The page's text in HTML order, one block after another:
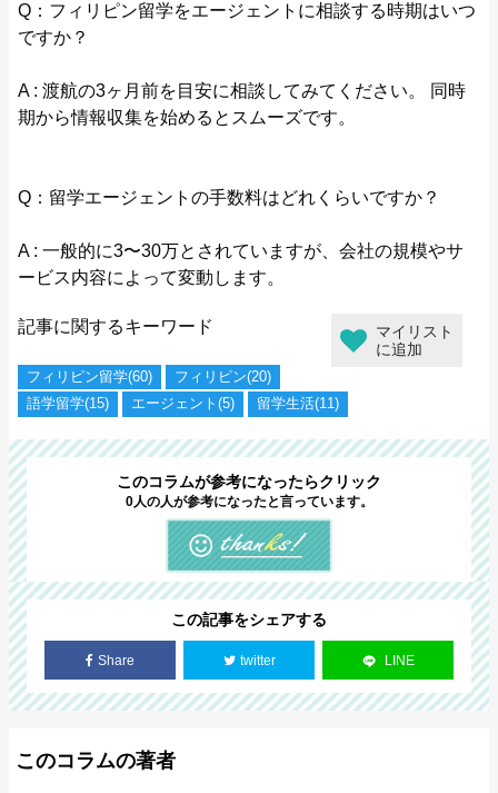
Q：フィリピン留学をエージェントに相談する時期はいつ
ですか？
A : 渡航の3ヶ月前を目安に相談してみてください。 同時
期から情報収集を始めるとスムーズです。
Q：留学エージェントの手数料はどれくらいですか？
A : 一般的に3〜30万とされていますが、会社の規模やサ
ービス内容によって変動します。
マイリスト
に追加
記事に関するキーワード
フィリピン留学(60)
フィリピン(20)
語学留学(15)
エージェント(5) 留学生活(11)
このコラムが参考になったらクリック
0人の人が参考になったと言っています。
この記事をシェアする
Share twitter LINE
このコラムの著者